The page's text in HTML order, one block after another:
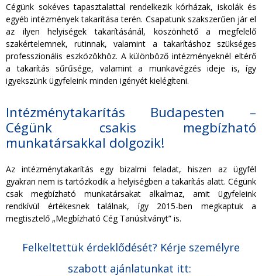
Cégünk sokéves tapasztalattal rendelkezik kórházak, iskolák és
egyéb intézmények takarítása terén. Csapatunk szakszerűen jár el
az ilyen helyiségek takarításánál, köszönhető a megfelelő
szakértelemnek, rutinnak, valamint a takarításhoz szükséges
professzionális eszközökhöz. A különböző intézményeknél eltérő
a takarítás sűrűsége, valamint a munkavégzés ideje is, így
igyekszünk ügyfeleink minden igényét kielégíteni.
Intézménytakarítás Budapesten –
Cégünk csakis megbízható
munkatársakkal dolgozik!
Az intézménytakarítás egy bizalmi feladat, hiszen az ügyfél
gyakran nem is tartózkodik a helyiségben a takarítás alatt. Cégünk
csak megbízható munkatársakat alkalmaz, amit ügyfeleink
rendkívül értékesnek találnak, így 2015-ben megkaptuk a
megtisztelő „Megbízható Cég Tanúsítványt” is.
Felkeltettük érdeklődését? Kérje személyre
szabott ajánlatunkat itt: